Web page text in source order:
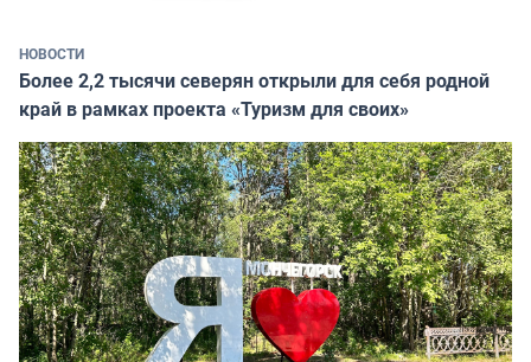
НОВОСТИ
Более 2,2 тысячи северян открыли для себя родной
край в рамках проекта «Туризм для своих»